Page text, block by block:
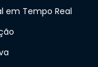
em Tempo Real